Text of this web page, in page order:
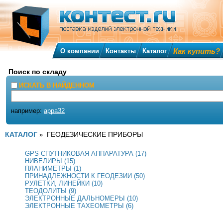
О компании Контакты Каталог Как купить?
Поиск по складу
ИСКАТЬ В НАЙДЕННОМ
например: appa32
КАТАЛОГ » ГЕОДЕЗИЧЕСКИЕ ПРИБОРЫ
GPS СПУТНИКОВАЯ АППАРАТУРА (17)
НИВЕЛИРЫ (15)
ПЛАНИМЕТРЫ (1)
ПРИНАДЛЕЖНОСТИ К ГЕОДЕЗИИ (50)
РУЛЕТКИ, ЛИНЕЙКИ (10)
ТЕОДОЛИТЫ (9)
ЭЛЕКТРОННЫЕ ДАЛЬНОМЕРЫ (10)
ЭЛЕКТРОННЫЕ ТАХЕОМЕТРЫ (6)